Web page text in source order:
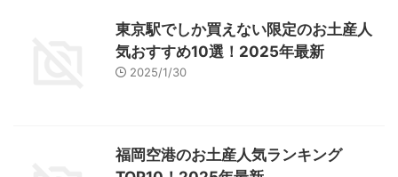
東京駅でしか買えない限定のお土産人
気おすすめ10選！2025年最新
2025/1/30
福岡空港のお土産人気ランキング